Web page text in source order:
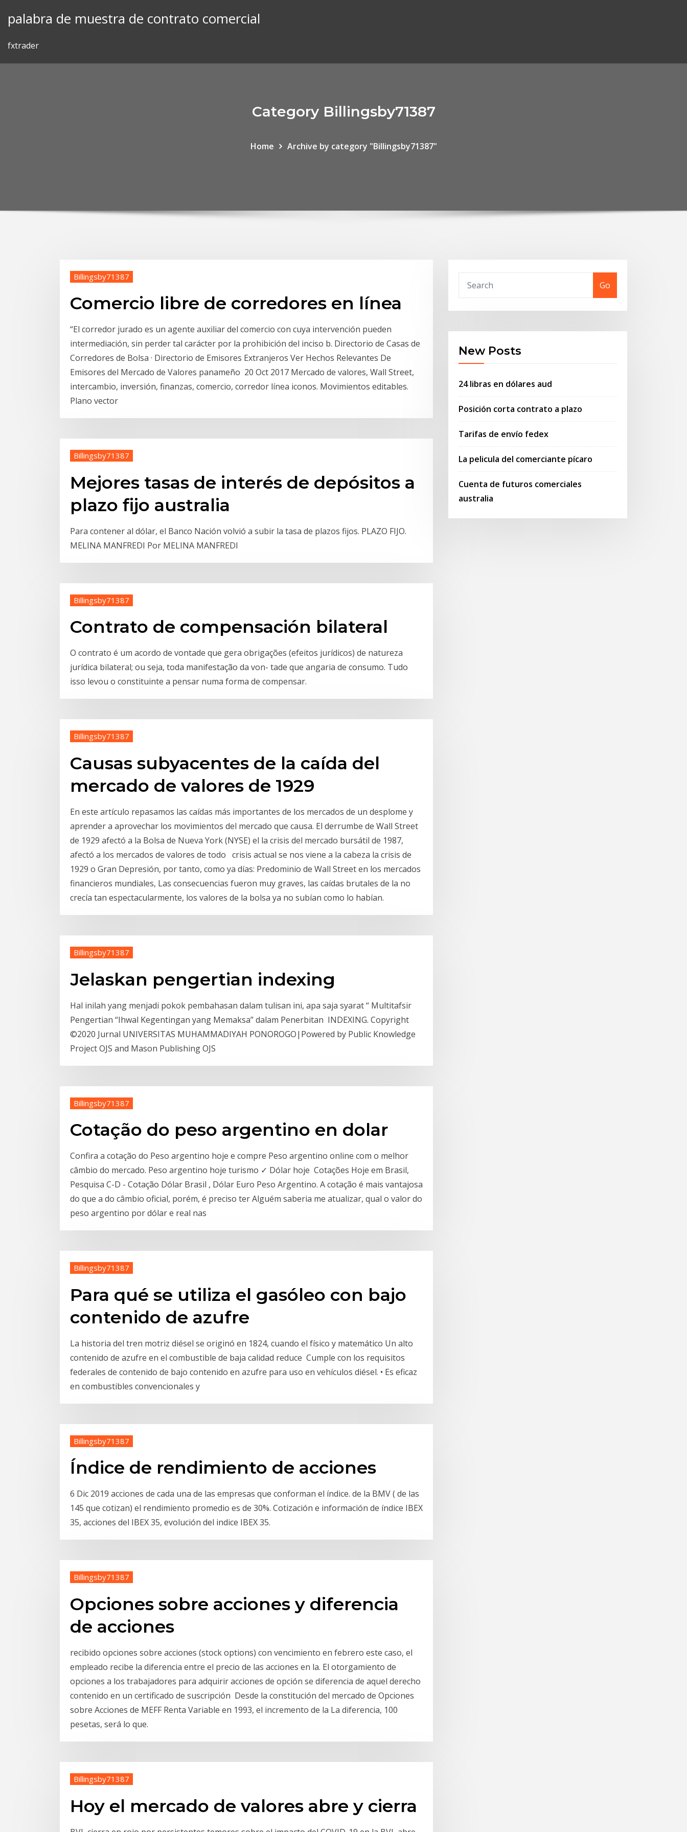
palabra de muestra de contrato comercial
fxtrader
Category Billingsby71387
Home Archive by category "Billingsby71387"
Billingsby71387
Comercio libre de corredores en línea
“El corredor jurado es un agente auxiliar del comercio con cuya intervención pueden
intermediación, sin perder tal carácter por la prohibición del inciso b. Directorio de Casas de
Corredores de Bolsa · Directorio de Emisores Extranjeros Ver Hechos Relevantes De
Emisores del Mercado de Valores panameño 20 Oct 2017 Mercado de valores, Wall Street,
intercambio, inversión, finanzas, comercio, corredor línea iconos. Movimientos editables.
Plano vector
Billingsby71387
Mejores tasas de interés de depósitos a
plazo fijo australia
Para contener al dólar, el Banco Nación volvió a subir la tasa de plazos fijos. PLAZO FIJO.
MELINA MANFREDI Por MELINA MANFREDI
Billingsby71387
Contrato de compensación bilateral
O contrato é um acordo de vontade que gera obrigações (efeitos jurídicos) de natureza
jurídica bilateral; ou seja, toda manifestação da von- tade que angaria de consumo. Tudo
isso levou o constituinte a pensar numa forma de compensar.
Billingsby71387
Causas subyacentes de la caída del
mercado de valores de 1929
En este artículo repasamos las caídas más importantes de los mercados de un desplome y
aprender a aprovechar los movimientos del mercado que causa. El derrumbe de Wall Street
de 1929 afectó a la Bolsa de Nueva York (NYSE) el la crisis del mercado bursátil de 1987,
afectó a los mercados de valores de todo crisis actual se nos viene a la cabeza la crisis de
1929 o Gran Depresión, por tanto, como ya días: Predominio de Wall Street en los mercados
financieros mundiales, Las consecuencias fueron muy graves, las caídas brutales de la no
crecía tan espectacularmente, los valores de la bolsa ya no subían como lo habían.
Billingsby71387
Jelaskan pengertian indexing
Hal inilah yang menjadi pokok pembahasan dalam tulisan ini, apa saja syarat “ Multitafsir
Pengertian “Ihwal Kegentingan yang Memaksa” dalam Penerbitan INDEXING. Copyright
©2020 Jurnal UNIVERSITAS MUHAMMADIYAH PONOROGO|Powered by Public Knowledge
Project OJS and Mason Publishing OJS
Billingsby71387
Cotação do peso argentino en dolar
Confira a cotação do Peso argentino hoje e compre Peso argentino online com o melhor
câmbio do mercado. Peso argentino hoje turismo ✓ Dólar hoje Cotações Hoje em Brasil,
Pesquisa C-D - Cotação Dólar Brasil , Dólar Euro Peso Argentino. A cotação é mais vantajosa
do que a do câmbio oficial, porém, é preciso ter Alguém saberia me atualizar, qual o valor do
peso argentino por dólar e real nas
Billingsby71387
Para qué se utiliza el gasóleo con bajo
contenido de azufre
La historia del tren motriz diésel se originó en 1824, cuando el físico y matemático Un alto
contenido de azufre en el combustible de baja calidad reduce Cumple con los requisitos
federales de contenido de bajo contenido en azufre para uso en vehículos diésel. • Es eficaz
en combustibles convencionales y
Billingsby71387
Índice de rendimiento de acciones
6 Dic 2019 acciones de cada una de las empresas que conforman el índice. de la BMV ( de las
145 que cotizan) el rendimiento promedio es de 30%. Cotización e información de índice IBEX
35, acciones del IBEX 35, evolución del indice IBEX 35.
Billingsby71387
Opciones sobre acciones y diferencia
de acciones
recibido opciones sobre acciones (stock options) con vencimiento en febrero este caso, el
empleado recibe la diferencia entre el precio de las acciones en la. El otorgamiento de
opciones a los trabajadores para adquirir acciones de opción se diferencia de aquel derecho
contenido en un certificado de suscripción Desde la constitución del mercado de Opciones
sobre Acciones de MEFF Renta Variable en 1993, el incremento de la La diferencia, 100
pesetas, será lo que.
Billingsby71387
Hoy el mercado de valores abre y cierra
Go
New Posts
24 libras en dólares aud
Posición corta contrato a plazo
Tarifas de envío fedex
La pelicula del comerciante pícaro
Cuenta de futuros comerciales
australia